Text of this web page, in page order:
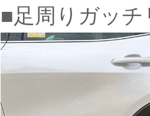
■足周りガッチ